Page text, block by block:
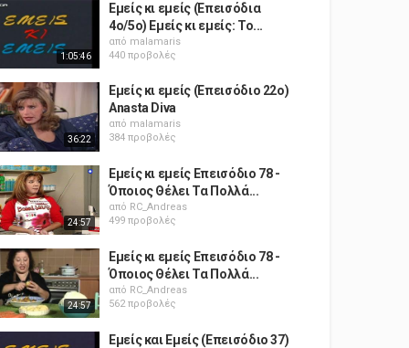
1:05:46
Εμείς κι εμείς (Επεισόδια
4ο/5ο) Εμείς κι εμείς: Το...
από malamaris
440 προβολές
36:22
Εμείς κι εμείς (Επεισόδιo 22o)
Anasta Diva
από malamaris
384 προβολές
24:57
Εμείς κι εμείς Επεισόδιο 78 -
Όποιος Θέλει Τα Πολλά...
από RC_Andreas
499 προβολές
24:57
Εμείς κι εμείς Επεισόδιο 78 -
Όποιος Θέλει Τα Πολλά...
από RC_Andreas
562 προβολές
Εμείς και Εμείς (Επεισόδιο 37)